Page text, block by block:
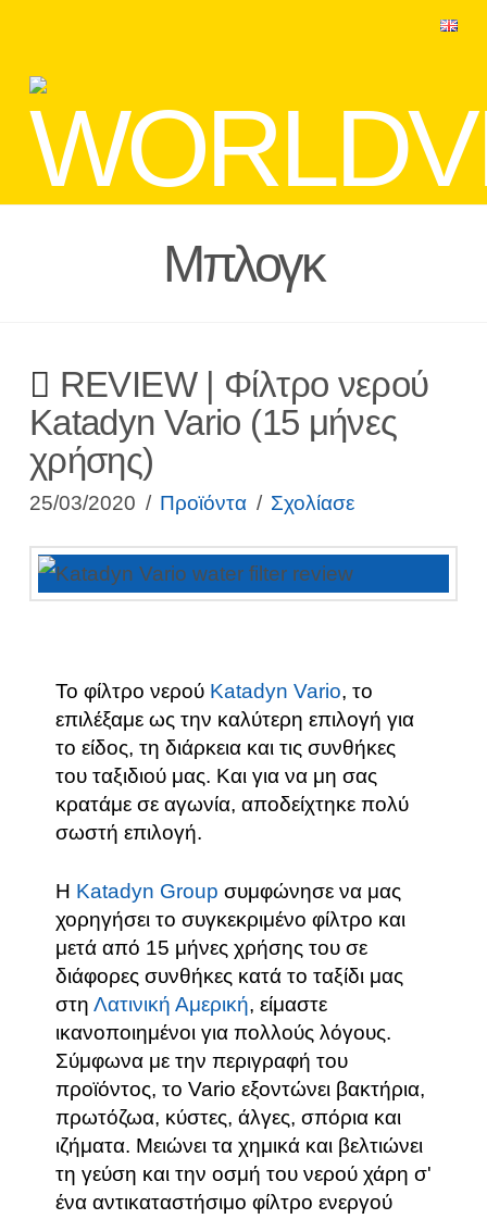
Μπλογκ
REVIEW | Φίλτρο νερού
Katadyn Vario (15 μήνες
χρήσης)
25/03/2020 Προϊόντα Σχολίασε
Το φίλτρο νερού Katadyn Vario, το
επιλέξαμε ως την καλύτερη επιλογή για
το είδος, τη διάρκεια και τις συνθήκες
του ταξιδιού μας. Και για να μη σας
κρατάμε σε αγωνία, αποδείχτηκε πολύ
σωστή επιλογή.
Η Katadyn Group συμφώνησε να μας
χορηγήσει το συγκεκριμένο φίλτρο και
μετά από 15 μήνες χρήσης του σε
διάφορες συνθήκες κατά το ταξίδι μας
στη Λατινική Αμερική, είμαστε
ικανοποιημένοι για πολλούς λόγους.
Σύμφωνα με την περιγραφή του
προϊόντος, το Vario εξοντώνει βακτήρια,
πρωτόζωα, κύστες, άλγες, σπόρια και
ιζήματα. Μειώνει τα χημικά και βελτιώνει
τη γεύση και την οσμή του νερού χάρη σ'
ένα αντικαταστήσιμο φίλτρο ενεργού